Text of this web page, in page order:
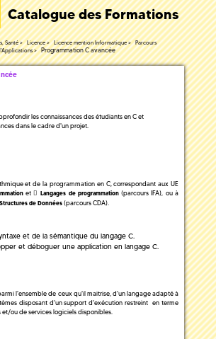
Catalogue des Formations
Santé Licence Licence mention Informatique
Parcours
Programmation C avancée
les connaissances des étudiants en C et
dans le cadre d'un projet.
et de la programmation en C, correspondant aux UE
et Langages de programmation(parcours IFA), ou à
de Données(parcours CDA).
et de la sémantique du langage C.
et déboguer une application en langage C.
l'ensemble de ceux qu'il maitrise, d'un langage adapté à
disposant d'un support d'exécution restreint en terme
et/ou de services logiciels disponibles.